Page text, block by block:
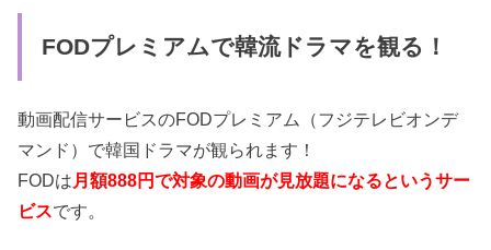
FODプレミアムで韓流ドラマを観る！
動画配信サービスのFODプレミアム（フジテレビオンデ
マンド）で韓国ドラマが観られます！
FODは 月額888円で対象の動画が見放題になるというサー
ビスです。